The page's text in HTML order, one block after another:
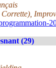
(29)